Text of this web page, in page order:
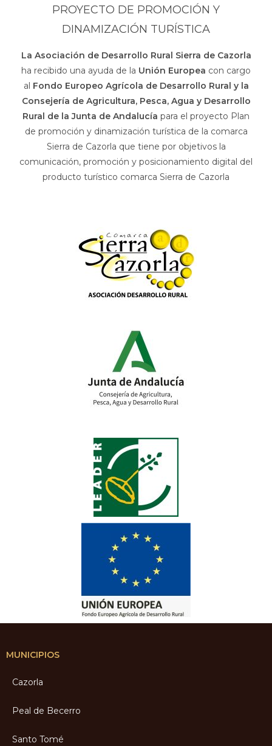
PROYECTO DE PROMOCIÓN Y
DINAMIZACIÓN TURÍSTICA
La Asociación de Desarrollo Rural Sierra de Cazorla
ha recibido una ayuda de la Unión Europea con cargo
al Fondo Europeo Agrícola de Desarrollo Rural y la
Consejería de Agricultura, Pesca, Agua y Desarrollo
Rural de la Junta de Andalucía para el proyecto Plan
de promoción y dinamización turística de la comarca
Sierra de Cazorla que tiene por objetivos la
comunicación, promoción y posicionamiento digital del
producto turístico comarca Sierra de Cazorla
MUNICIPIOS
Cazorla
Peal de Becerro
Santo Tomé